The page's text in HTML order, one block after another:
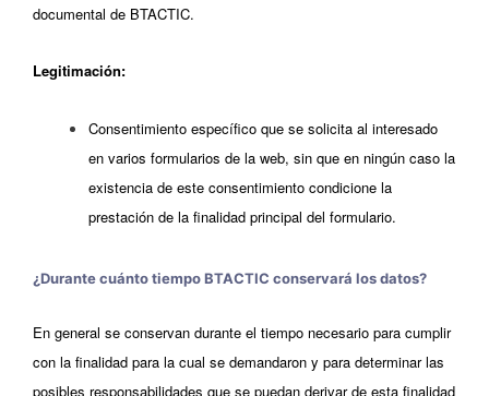
documental de BTACTIC.
Legitimación:
Consentimiento específico que se solicita al interesado
en varios formularios de la web, sin que en ningún caso la
existencia de este consentimiento condicione la
prestación de la finalidad principal del formulario.
¿Durante cuánto tiempo BTACTIC conservará los datos?
En general se conservan durante el tiempo necesario para cumplir
con la finalidad para la cual se demandaron y para determinar las
posibles responsabilidades que se puedan derivar de esta finalidad